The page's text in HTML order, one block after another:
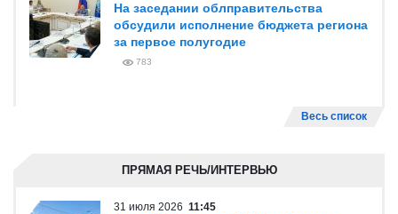
На заседании облправительства
обсудили исполнение бюджета региона
за первое полугодие
783
Весь список
ПРЯМАЯ РЕЧЬ/ИНТЕРВЬЮ
31 июля 2026 11:45